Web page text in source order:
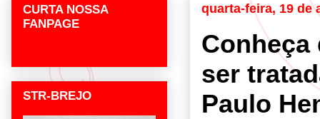
quarta-feira, 19 de
Conheça
ser
Paulo
CURTA NOSSA
FANPAGE
STR-BREJO